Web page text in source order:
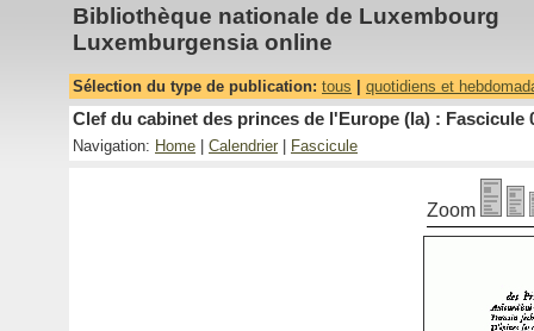
Bibliothèque nationale de Luxembourg
Luxemburgensia online
Sélection du type de publication: tous quotidiens et
Clef du cabinet des princes de l'Europe (la) : Fascicule
Navigation: Home Calendrier Fascicule
Zoom